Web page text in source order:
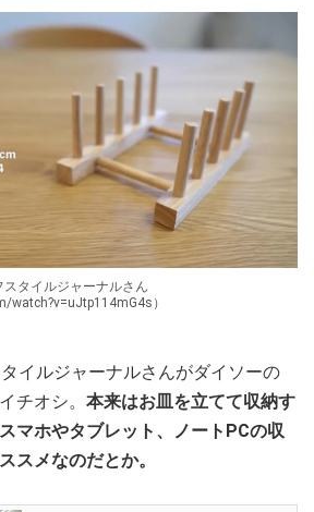
タイルジャーナルさん
watch?v=uJtp114mG4s）
イルジャーナルさんがダイソーの
チオシ。 本来はお皿を立てて収納す
マホやタブレット、ノートPCの収
スメなのだとか。